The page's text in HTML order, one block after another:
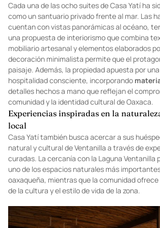
Cada una de las ocho suites de Casa Yatí ha
como un santuario privado frente al mar. Las
cuentan con vistas panorámicas al océano,
una propuesta de interiorismo que combina
mobiliario artesanal y elementos elaborados
decoración minimalista permite que el
paisaje. Además, la propiedad apuesta por
hospitalidad consciente, incorporando
detalles hechos a mano que reflejan el
comunidad y la identidad cultural de Oaxaca.
Experiencias inspiradas en la
local
Casa Yatí también busca acercar a sus
natural y cultural de Ventanilla a través de
curadas. La cercanía con la Laguna Ventanilla
uno de los espacios naturales más
oaxaqueña, mientras que la comunidad ofrece
de la cultura y el estilo de vida de la zona.